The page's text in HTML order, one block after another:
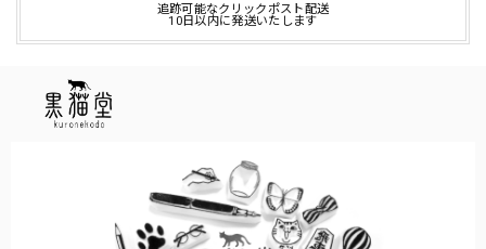
追跡可能なクリックポスト配送
10日以内に発送いたします